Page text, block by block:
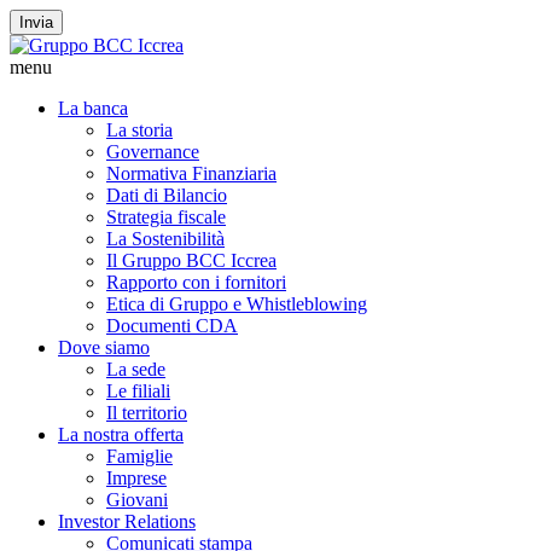
Invia
menu
La banca
La storia
Governance
Normativa Finanziaria
Dati di Bilancio
Strategia fiscale
La Sostenibilità
Il Gruppo BCC Iccrea
Rapporto con i fornitori
Etica di Gruppo e Whistleblowing
Documenti CDA
Dove siamo
La sede
Le filiali
Il territorio
La nostra offerta
Famiglie
Imprese
Giovani
Investor Relations
Comunicati stampa